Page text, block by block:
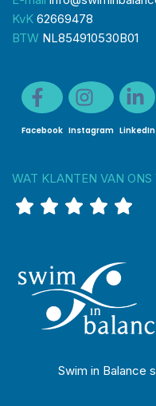
KvK 62669478
BTW NL854910530B01
Facebook Instagram LinkedIn
WAT KLANTEN VAN ONS
Swim in Balance